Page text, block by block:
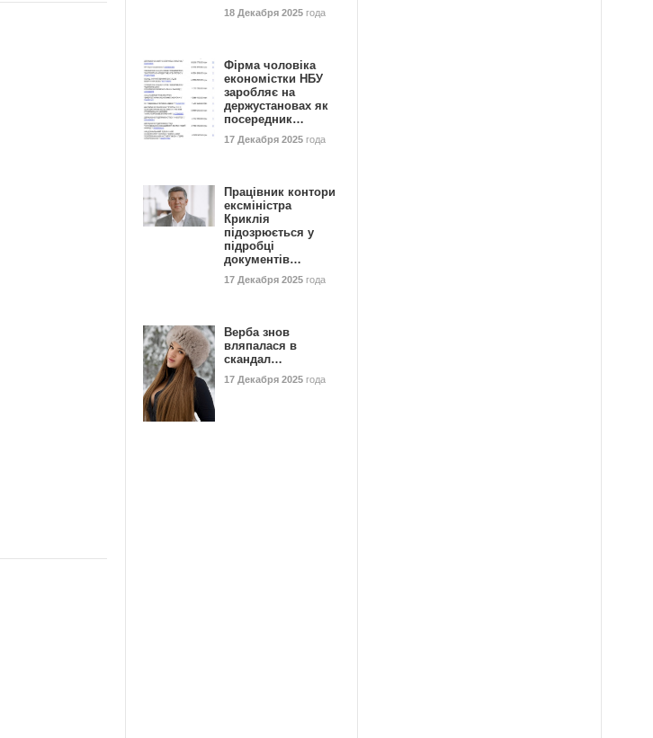
18 Декабря 2025 года
Фірма чоловіка
економістки НБУ
заробляє на
держустановах як
посередник…
17 Декабря 2025 года
Працівник контори
ексміністра
Криклія
підозрюється у
підробці
документів…
17 Декабря 2025 года
Верба знов
вляпалася в
скандал…
17 Декабря 2025 года